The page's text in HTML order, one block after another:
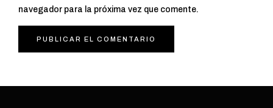
navegador para la próxima vez que comente.